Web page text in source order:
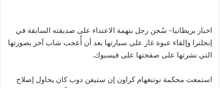
اخبار بريطانيا- سُجن رجل بتهمة الاعتداء على صديقته السابقة في
إنجلترا وإلقاء عبوة غاز على سيارتها بعد أن أُعجب شاب آخر بصورتها
التي نشرتها على صفحتها على فيسبوك.
استمعت محكمة نوتنغهام كراون إن ستيفن دوب كان يحاول إصلاح